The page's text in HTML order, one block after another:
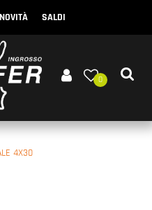
NOVITÀ SALDI
0
4X30